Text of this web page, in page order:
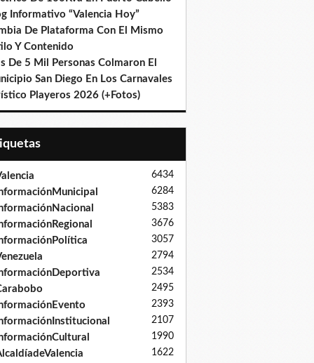
Informativo “Valencia Hoy”
De Plataforma Con El Mismo
Y Contenido
De 5 Mil Personas Colmaron El
San Diego En Los Carnavales
Playeros 2026 (+Fotos)
6434
6284
5383
3676
3057
2794
2534
2495
2393
2107
1990
1622